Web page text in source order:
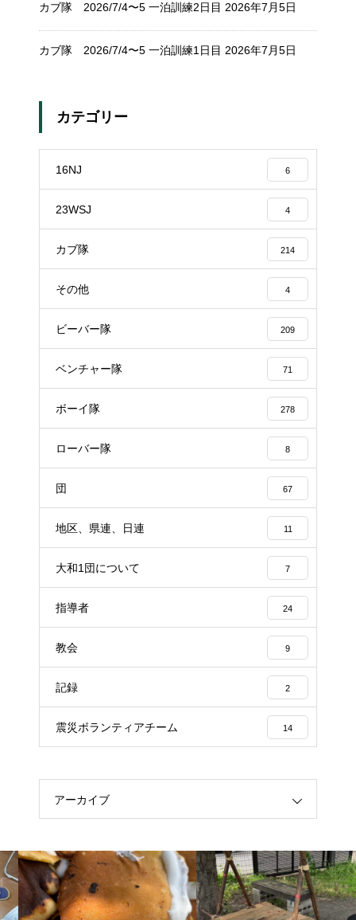
カブ隊 2026/7/4〜5 一泊訓練2日目 2026年7月5日
カブ隊 2026/7/4〜5 一泊訓練1日目 2026年7月5日
カテゴリー
16NJ 6
23WSJ 4
カブ隊 214
その他 4
ビーバー隊 209
ベンチャー隊 71
ボーイ隊 278
ローバー隊 8
団 67
地区、県連、日連 11
大和1団について 7
指導者 24
教会 9
記録 2
震災ボランティアチーム 14
アーカイブ